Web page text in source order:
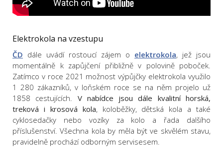
Elektrokola na vzestupu
ČD dále uvádí rostoucí zájem o elektrokola, jež jsou
momentálně k zapůjčení přibližně v polovině poboček.
Zatímco v roce 2021 možnost výpůjčky elektrokola využilo
1 280 zákazníků, v loňském roce se na něm projelo už
1858 cestujících. V nabídce jsou dále kvalitní horská,
treková i krosová kola, koloběžky, dětská kola a také
cyklosedačky nebo vozíky za kolo a řada dalšího
příslušenství. Všechna kola by měla být ve skvělém stavu,
pravidelně prochází odborným servisesem.